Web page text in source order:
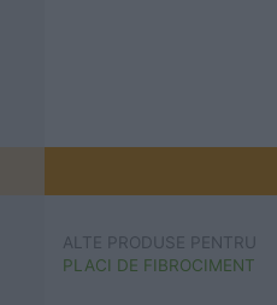
ALTE PRODUSE PENTRU
PLACI DE FIBROCIMENT